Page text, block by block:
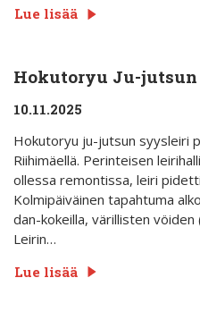
Lue lisää
Hokutoryu Ju-jutsun
10.11.2025
Hokutoryu ju-jutsun syysleiri
Riihimäellä. Perinteisen
ollessa remontissa, leiri
Kolmipäiväinen tapahtuma
dan-kokeilla, värillisten
Leirin…
Lue lisää